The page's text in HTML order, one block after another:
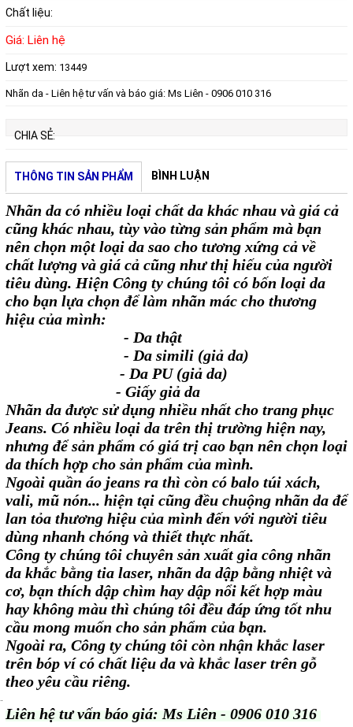
Chất liệu:
Giá: Liên hệ
Lượt xem: 13449
Nhãn da - Liên hệ tư vấn và báo giá: Ms Liên - 0906 010 316
CHIA SẺ:
THÔNG TIN SẢN PHẨM BÌNH LUẬN
Nhãn da có nhiều loại chất da khác nhau và giá cả
cũng khác nhau, tùy vào từng sản phẩm mà bạn
nên chọn một loại da sao cho tương xứng cả về
chất lượng và giá cả cũng như thị hiếu của người
tiêu dùng. Hiện Công ty chúng tôi có bốn loại da
cho bạn lựa chọn để làm nhãn mác cho thương
hiệu của mình:
- Da thật
- Da simili (giả da)
- Da PU (giả da)
- Giấy giả da
Nhãn da được sử dụng nhiều nhất cho trang phục
Jeans. Có nhiều loại da trên thị trường hiện nay,
nhưng để sản phẩm có giá trị cao bạn nên chọn loại
da thích hợp cho sản phẩm của mình.
Ngoài quần áo jeans ra thì còn có balo túi xách,
vali, mũ nón... hiện tại cũng đều chuộng nhãn da để
lan tỏa thương hiệu của mình đến với người tiêu
dùng nhanh chóng và thiết thực nhất.
Công ty chúng tôi chuyên sản xuất gia công nhãn
da khắc bằng tia laser, nhãn da dập bằng nhiệt và
cơ, bạn thích dập chìm hay dập nổi kết hợp màu
hay không màu thì chúng tôi đều đáp ứng tốt nhu
cầu mong muốn cho sản phẩm của bạn.
Ngoài ra, Công ty chúng tôi còn nhận khắc laser
trên bóp ví có chất liệu da và khắc laser trên gỗ
theo yêu cầu riêng.
Liên hệ tư vấn báo giá: Ms Liên - 0906 010 316